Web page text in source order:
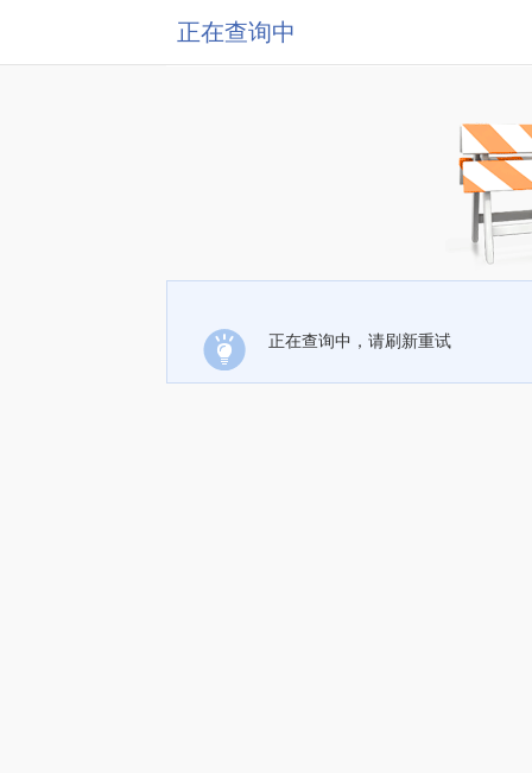
正在查询中
正在查询中，请刷新重试